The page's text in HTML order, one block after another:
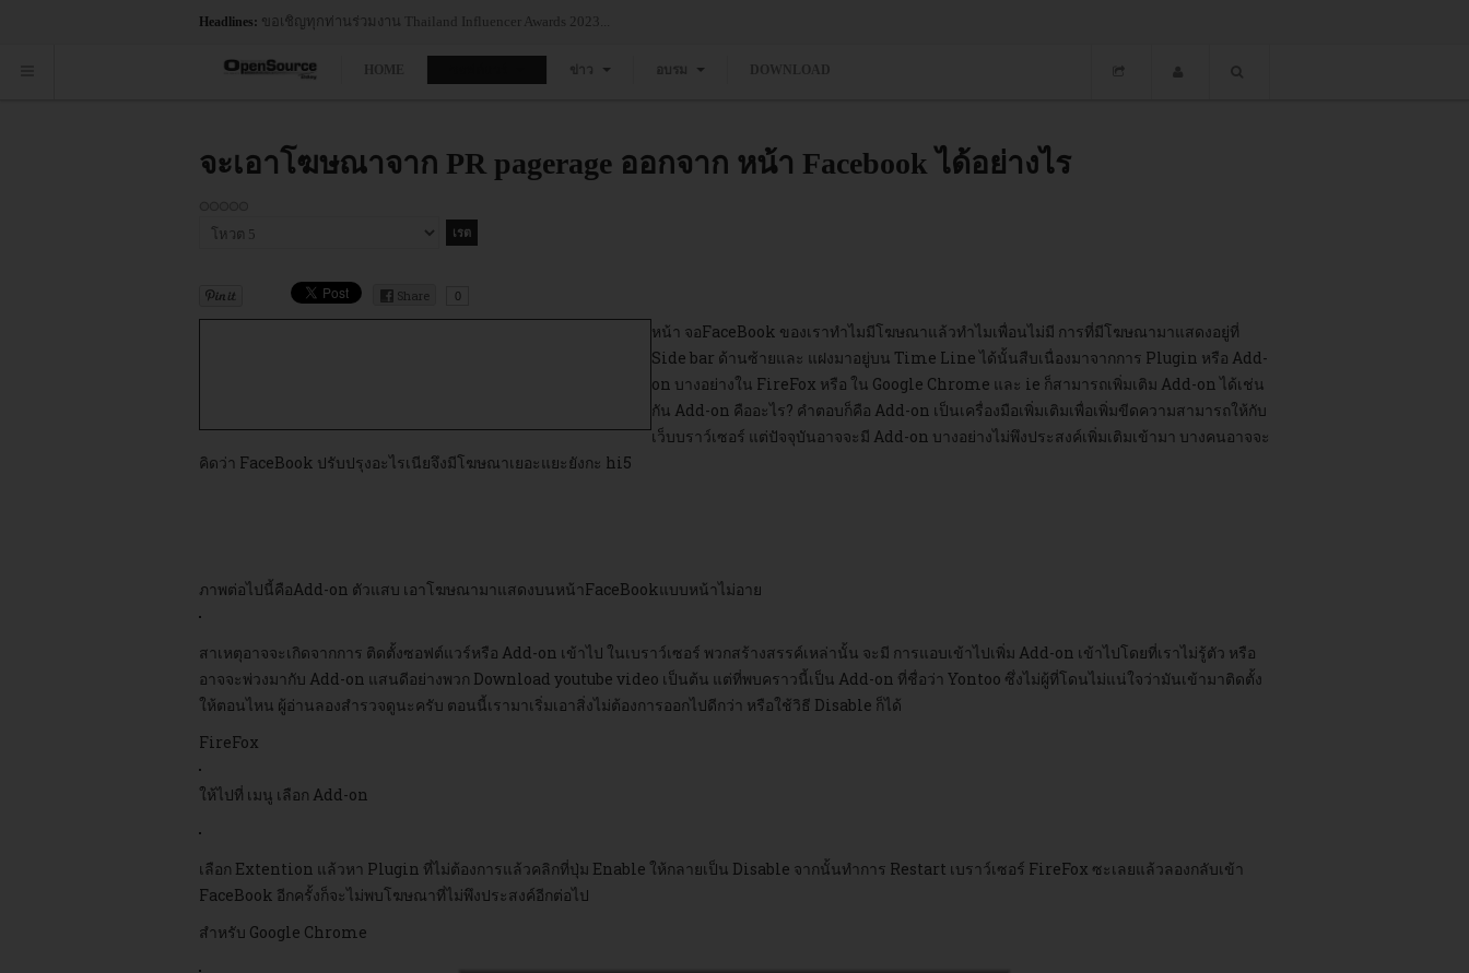
Headlines:
for Container Management... ขอเชิญทุกท่านร่วมงาน Thailand Influencer Awards 2023...
HOME ข่าว อบรม DOWNLOAD
จะเอาโฆษณาจาก PR pagerage ออกจาก หน้า Facebook ได้อย่างไร
กรุณา
Share
0
หน้า จอFaceBook ของเราทำไมมีโฆษณาแล้วทำไมเพื่อนไม่มี การที่มีโฆษณามาแสดงอยู่ที่
Side bar ด้านซ้ายและ แฝงมาอยู่บน Time Line ได้นั้นสืบเนื่องมาจากการ Plugin หรือ Add-
on บางอย่างใน FireFox หรือ ใน Google Chrome และ ie ก็สามารถเพิ่มเติม Add-on ได้เช่น
กัน Add-on คืออะไร? คำตอบก็คือ Add-on เป็นเครื่องมือเพิ่มเติมเพื่อเพิ่มขีดความสามารถให้กับ
เว็บบราว์เซอร์ แต่ปัจจุบันอาจจะมี Add-on บางอย่างไม่พึงประสงค์เพิ่มเติมเข้ามา บางคนอาจจะ
คิดว่า FaceBook ปรับปรุงอะไรเนียจึงมีโฆษณาเยอะแยะยังกะ hi5
ภาพต่อไปนี้คือAdd-on ตัวแสบ เอาโฆษณามาแสดงบนหน้าFaceBookแบบหน้าไม่อาย
สาเหตุอาจจะเกิดจากการ ติดตั้งซอฟต์แวร์หรือ Add-on เข้าไป ในเบราว์เซอร์ พวกสร้างสรรค์เหล่านั้น จะมี การแอบเข้าไปเพิ่ม Add-on เข้าไปโดยที่เราไม่รู้ตัว หรือ
อาจจะพ่วงมากับ Add-on แสนดีอย่างพวก Download youtube video เป็นต้น แต่ที่พบคราวนี้เป็น Add-on ที่ชื่อว่า Yontoo ซึ่งไม่ผู้ที่โดนไม่แน่ใจว่ามันเข้ามาติดตั้ง
ให้ตอนไหน ผู้อ่านลองสำรวจดูนะครับ ตอนนี้เรามาเริ่มเอาสิ่งไม่ต้องการออกไปดีกว่า หรือใช้วิธี Disable ก็ได้
FireFox
ให้ไปที่ เมนู เลือก Add-on
เลือก Extention แล้วหา Plugin ที่ไม่ต้องการแล้วคลิกที่ปุ่ม Enable ให้กลายเป็น Disable จากนั้นทำการ Restart เบราว์เซอร์ FireFox ซะเลยแล้วลองกลับเข้า
FaceBook อีกครั้งก็จะไม่พบโฆษณาที่ไม่พึงประสงค์อีกต่อไป
สำหรับ Google Chrome